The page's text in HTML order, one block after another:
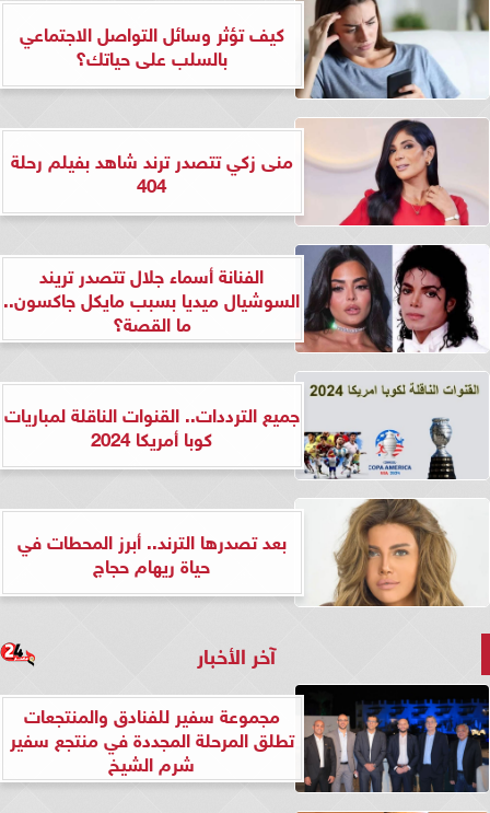
كيف تؤثر وسائل التواصل الاجتماعي
بالسلب على حياتك؟
منى زكي تتصدر ترند شاهد بفيلم رحلة
404
الفنانة أسماء جلال تتصدر تريند
السوشيال ميديا بسبب مايكل جاكسون..
ما القصة؟
جميع الترددات.. القنوات الناقلة لمباريات
كوبا أمريكا 2024
بعد تصدرها الترند.. أبرز المحطات في
حياة ريهام حجاج
آخر الأخبار
مجموعة سفير للفنادق والمنتجعات
تطلق المرحلة المجددة في منتجع سفير
شرم الشيخ